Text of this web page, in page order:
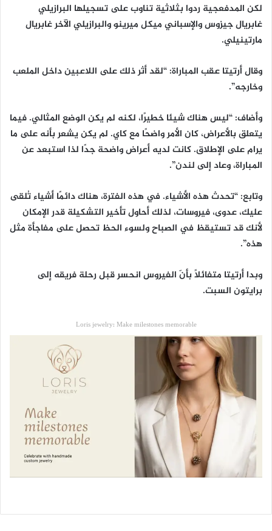
لكن المدفعجية ردوا بثلاثية تناوب على تسجيلها البرازيلي
غابريال جيزوس والإسباني ميكل ميرينو والبرازيلي الآخر غابريال
مارتينيلي.
وقال أرتيتا عقب المباراة: “لقد أثر ذلك على اللاعبين داخل الملعب
وخارجه”.
وأضاف: “ليس هناك شيئا خطيرًا، لكنه لم يكن الوضع المثالي. فيما
يتعلق بالأعراض، كان الأمر واضحًا مع كاي. لم يكن يشعر بأنه على ما
يرام على الإطلاق. كانت لديه أعراض واضحة جدًا لذا استبعد عن
المباراة، وعاد إلى لندن”.
وتابع: “تحدث هذه الأشياء. في هذه الفترة، هناك دائمًا أشياء تُلقى
عليك، عدوى، فيروسات، لذلك أحاول تأخير التشكيلة قدر الإمكان
لأنك قد تستيقظ في الصباح ولسوء الحظ تحصل على مفاجأة مثل
هذه”.
وبدا أرتيتا متفائلاً بأنّ الفيروس انحسر قبل رحلة فريقه إلى
برايتون السبت.
Loris jewelry: Make milestones memorable